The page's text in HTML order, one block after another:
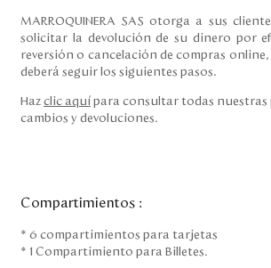
MARROQUINERA SAS otorga a sus
solicitar la devolución de su dinero por
reversión o cancelación de compras
deberá seguir los siguientes pasos.
Haz clic aquí para consultar todas nuestras
cambios y devoluciones.
Compartimientos :
* 6 compartimientos para tarjetas
* 1 Compartimiento para Billetes.